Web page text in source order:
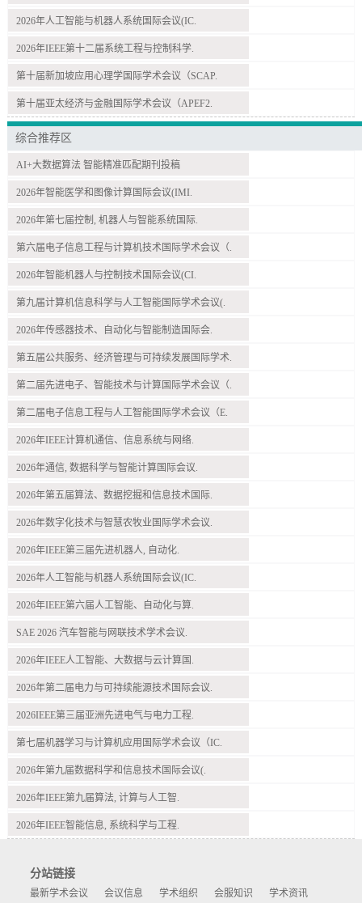
2026年人工智能与机器人系统国际会议(IC.
2026年IEEE第十二届系统工程与控制科学.
第十届新加坡应用心理学国际学术会议（SCAP.
第十届亚太经济与金融国际学术会议（APEF2.
综合推荐区
AI+大数据算法 智能精准匹配期刊投稿
2026年智能医学和图像计算国际会议(IMI.
2026年第七届控制, 机器人与智能系统国际.
第六届电子信息工程与计算机技术国际学术会议（.
2026年智能机器人与控制技术国际会议(CI.
第九届计算机信息科学与人工智能国际学术会议(.
2026年传感器技术、自动化与智能制造国际会.
第五届公共服务、经济管理与可持续发展国际学术.
第二届先进电子、智能技术与计算国际学术会议（.
第二届电子信息工程与人工智能国际学术会议（E.
2026年IEEE计算机通信、信息系统与网络.
2026年通信, 数据科学与智能计算国际会议.
2026年第五届算法、数据挖掘和信息技术国际.
2026年数字化技术与智慧农牧业国际学术会议.
2026年IEEE第三届先进机器人, 自动化.
2026年人工智能与机器人系统国际会议(IC.
2026年IEEE第六届人工智能、自动化与算.
SAE 2026 汽车智能与网联技术学术会议.
2026年IEEE人工智能、大数据与云计算国.
2026年第二届电力与可持续能源技术国际会议.
2026IEEE第三届亚洲先进电气与电力工程.
第七届机器学习与计算机应用国际学术会议（IC.
2026年第九届数据科学和信息技术国际会议(.
2026年IEEE第九届算法, 计算与人工智.
2026年IEEE智能信息, 系统科学与工程.
分站链接
最新学术会议 会议信息 学术组织 会服知识 学术资讯